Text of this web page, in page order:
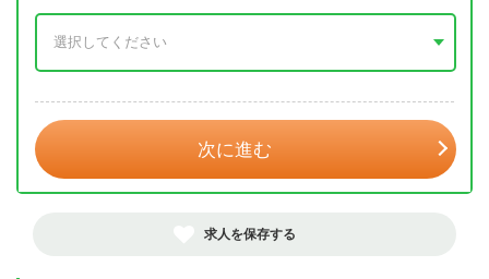
次に進む
求人を保存する